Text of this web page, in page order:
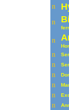
n
n B
n A
n
n
n
n
n
n